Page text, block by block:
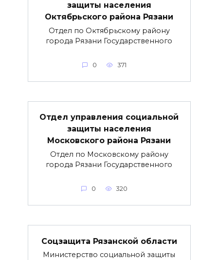
защиты населения
Октябрьского района Рязани
Отдел по Октябрьскому району
города Рязани Государственного
0 371
Отдел управления социальной
защиты населения
Московского района Рязани
Отдел по Московскому району
города Рязани Государственного
0 320
Соцзащита Рязанской области
Министерство социальной защиты